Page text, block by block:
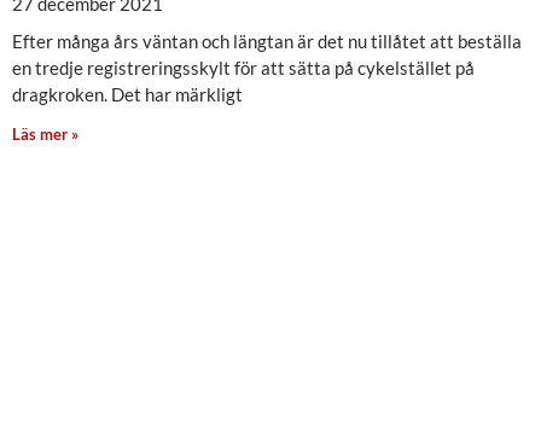
Efter många års väntan och längtan är det nu tillåtet att beställa
en tredje registreringsskylt för att sätta på cykelstället på
dragkroken. Det har märkligt
Läs mer »